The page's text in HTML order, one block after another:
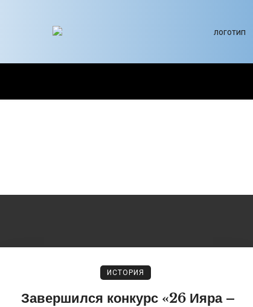
ИСТОРИЯ
Завершился конкурс «26 Ияра –